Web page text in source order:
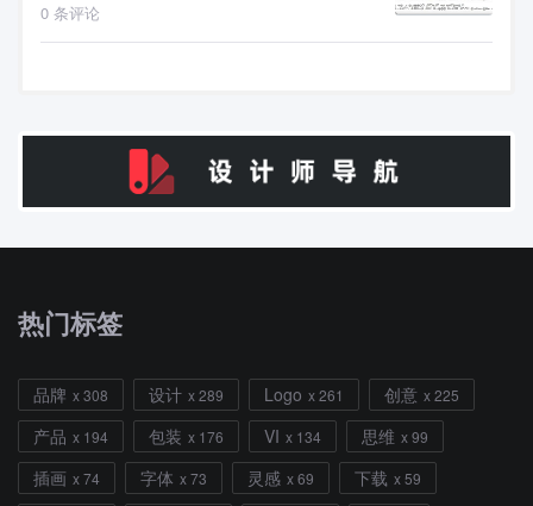
0 条评论
热门标签
品牌 x 308 设计 x 289 Logo x 261 创意 x 225
产品 x 194 包装 x 176 VI x 134 思维 x 99
插画 x 74 字体 x 73 灵感 x 69 下载 x 59